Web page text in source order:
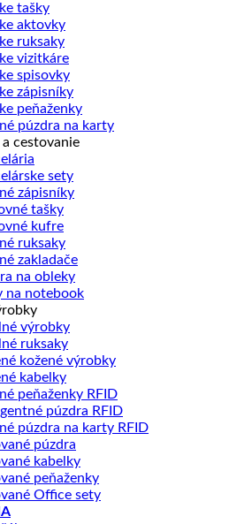
tašky
aktovky
ruksaky
vizitkáre
spisovky
zápisníky
peňaženky
púzdra na karty
a cestovanie
sety
zápisníky
tašky
kufre
ruksaky
zakladače
na obleky
na notebook
výrobky
ruksaky
kožené výrobky
kabelky
peňaženky RFID
púzdra RFID
púzdra na karty RFID
púzdra
kabelky
peňaženky
Office sety